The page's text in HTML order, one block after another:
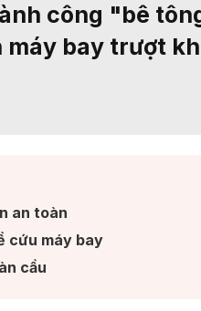
công "bê
bay trượt
an toàn​
cứu máy bay​
cầu​